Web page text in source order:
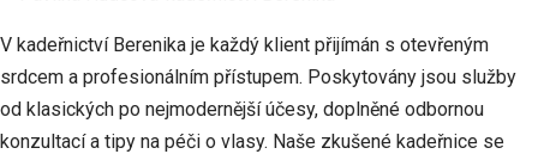
V kadeřnictví Berenika je každý klient přijímán s otevřeným
srdcem a profesionálním přístupem. Poskytovány jsou služby
od klasických po nejmodernější účesy, doplněné odbornou
konzultací a tipy na péči o vlasy. Naše zkušené kadeřnice se